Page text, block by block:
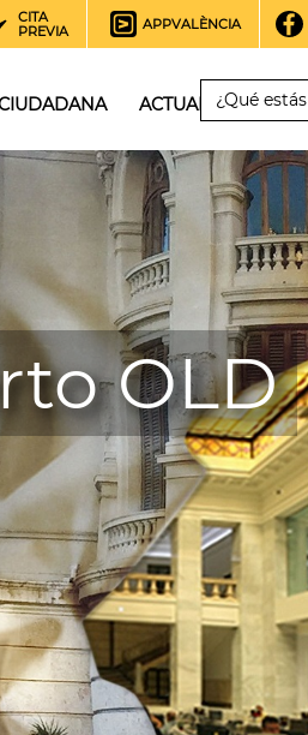
CITA
PREVIA
APPVALÈNCIA
ACTUALIDAD
OLD